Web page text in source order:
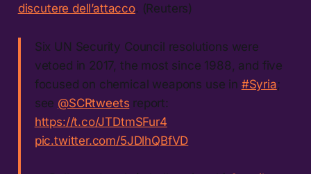
discutere dell’attacco. (Reuters)
Six UN Security Council resolutions were
vetoed in 2017, the most since 1988, and five
focused on chemical weapons use in #Syria;
see @SCRtweets report:
https://t.co/JTDtmSFur4
pic.twitter.com/5JDlhQBfVD